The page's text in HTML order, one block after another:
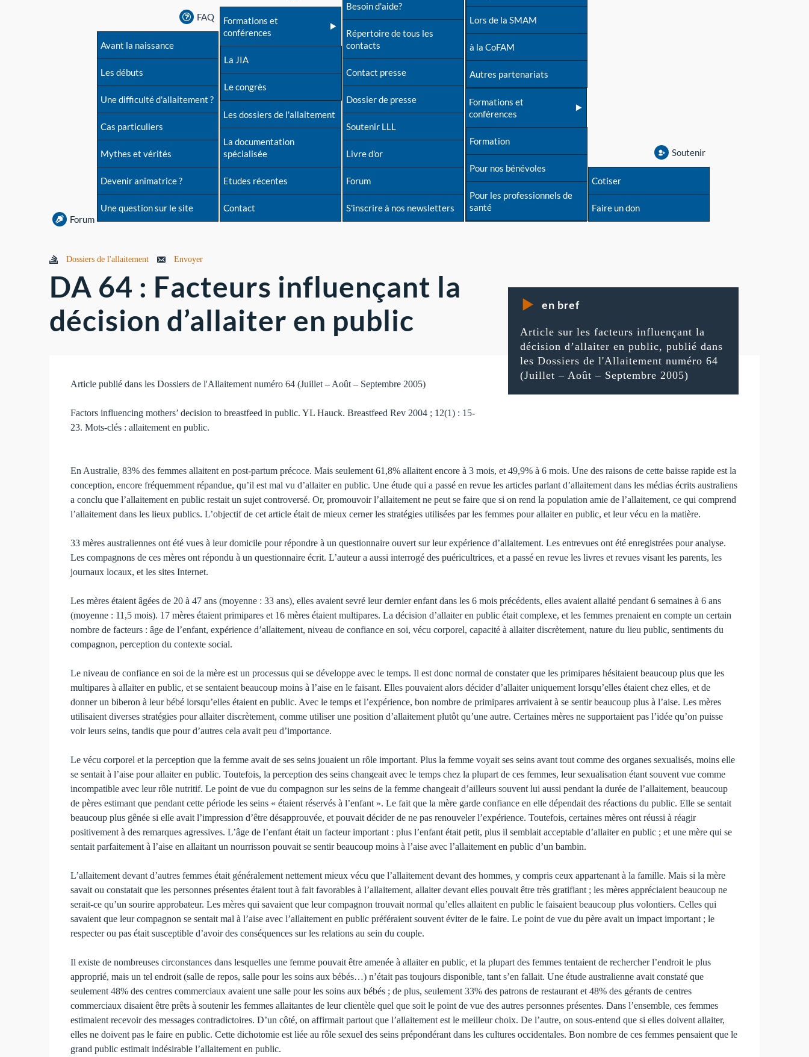
Forum
FAQ
Avant la naissance
Les débuts
Une difficulté d'allaitement ?
Cas particuliers
Mythes et vérités
Devenir animatrice ?
Une question sur le site
Formations et
conférences
La JIA
Le congrès
Les dossiers de l'allaitement
La documentation
spécialisée
Etudes récentes
Contact
Besoin d'aide?
Répertoire de tous les
contacts
Contact presse
Dossier de presse
Soutenir LLL
Livre d'or
Forum
S'inscrire à nos newsletters
Lors de la SMAM
à la CoFAM
Autres partenariats
Formations et
conférences
Formation
Pour nos bénévoles
Pour les professionnels de
santé
Soutenir
Cotiser
Faire un don
en bref
Article sur les facteurs influençant la
déci­sion d’allaiter en public, publié dans
les Dossiers de l'Allaitement numéro 64
(Juillet – Août – Septembre 2005)
Dossiers de l'allaitement Envoyer
DA 64 : Facteurs influençant la
déci­sion d’allaiter en public
Article publié dans les Dossiers de l'Allaitement numéro 64 (Juillet – Août – Septembre 2005)
Factors influencing mothers’ decision to breastfeed in public. YL Hauck. Breastfeed Rev 2004 ; 12(1) : 15-
23. Mots-clés : al­laitement en public.
En Australie, 83% des femmes allaitent en post-partum pré­coce. Mais seulement 61,8% allaitent encore à 3 mois, et 49,9% à 6 mois. Une des raisons de cette baisse rapide est la
conception, encore fréquemment répandue, qu’il est mal vu d’allaiter en public. Une étude qui a passé en revue les articles parlant d’allaitement dans les médias écrits australiens
a conclu que l’allaitement en public restait un sujet controversé. Or, promouvoir l’allaitement ne peut se faire que si on rend la population amie de l’allaitement, ce qui comprend
l’allaitement dans les lieux publics. L’objectif de cet article était de mieux cerner les stratégies utilisées par les femmes pour allaiter en public, et leur vécu en la matière.
33 mères australiennes ont été vues à leur domicile pour répon­dre à un questionnaire ouvert sur leur expérience d’allaitement. Les entrevues ont été enregistrées pour analyse.
Les compagnons de ces mères ont répondu à un questionnaire écrit. L’auteur a aussi inter­rogé des puéricultrices, et a passé en revue les livres et revues visant les parents, les
journaux locaux, et les sites Internet.
Les mères étaient âgées de 20 à 47 ans (moyenne : 33 ans), el­les avaient sevré leur dernier enfant dans les 6 mois précédents, elles avaient allaité pendant 6 semaines à 6 ans
(moyenne : 11,5 mois). 17 mères étaient primipares et 16 mères étaient multipares. La décision d’allaiter en public était complexe, et les femmes pre­naient en compte un certain
nombre de facteurs : âge de l’enfant, expé­rience d’allaitement, niveau de confiance en soi, vécu corporel, capacité à allaiter discrètement, nature du lieu public, sentiments du
compagnon, perception du contexte social.
Le niveau de confiance en soi de la mère est un processus qui se développe avec le temps. Il est donc normal de constater que les primipares hésitaient beaucoup plus que les
multipares à allaiter en public, et se sentaient beaucoup moins à l’aise en le faisant. Elles pouvaient alors décider d’allaiter uniquement lorsqu’elles étaient chez elles, et de
donner un biberon à leur bébé lorsqu’elles étaient en public. Avec le temps et l’expérience, bon nombre de primipares arrivaient à se sentir beaucoup plus à l’aise. Les mères
utilisaient diverses stratégies pour allaiter discrètement, comme utiliser une position d’allaitement plutôt qu’une autre. Certaines mères ne supportaient pas l’idée qu’on puisse
voir leurs seins, tandis que pour d’autres cela avait peu d’importance.
Le vécu corporel et la perception que la femme avait de ses seins jouaient un rôle important. Plus la femme voyait ses seins avant tout comme des organes sexualisés, moins elle
se sentait à l’aise pour allaiter en public. Toutefois, la perception des seins changeait avec le temps chez la plupart de ces femmes, leur sexualisation étant souvent vue comme
incompatible avec leur rôle nutritif. Le point de vue du compagnon sur les seins de la femme changeait d’ailleurs souvent lui aussi pendant la durée de l’allaitement, beau­coup
de pères estimant que pendant cette période les seins « étaient réservés à l’enfant ». Le fait que la mère garde confiance en elle dépendait des réactions du public. Elle se sentait
beaucoup plus gênée si elle avait l’impression d’être désapprouvée, et pouvait décider de ne pas renouveler l’expérience. Toutefois, certaines mères ont réussi à réagir
positivement à des remarques agressives. L’âge de l’enfant était un facteur important : plus l’enfant était petit, plus il semblait acceptable d’allaiter en public ; et une mère qui se
sentait parfaitement à l’aise en allaitant un nourrisson pou­vait se sentir beaucoup moins à l’aise avec l’allaitement en public d’un bambin.
L’allaitement devant d’autres femmes était généralement net­tement mieux vécu que l’allaitement devant des hommes, y compris ceux appartenant à la famille. Mais si la mère
savait ou constatait que les personnes présentes étaient tout à fait favorables à l’allaitement, allaiter devant elles pouvait être très gratifiant ; les mères appré­ciaient beaucoup ne
serait-ce qu’un sourire approba­teur. Les mères qui savaient que leur compagnon trouvait normal qu’elles allaitent en public le faisaient beaucoup plus volontiers. Celles qui
savaient que leur compagnon se sentait mal à l’aise avec l’allaitement en public préféraient souvent éviter de le faire. Le point de vue du père avait un impact important ; le
respecter ou pas était susceptible d’avoir des conséquences sur les relations au sein du couple.
Il existe de nombreuses circonstances dans lesquelles une femme pouvait être amenée à allaiter en public, et la plupart des femmes tentaient de rechercher l’endroit le plus
approprié, mais un tel endroit (salle de repos, salle pour les soins aux bébés…) n’était pas toujours disponible, tant s’en fallait. Une étude australienne avait constaté que
seulement 48% des centres commerciaux avaient une salle pour les soins aux bébés ; de plus, seulement 33% des patrons de restaurant et 48% des gérants de centres
commerciaux disaient être prêts à soutenir les femmes allaitantes de leur clientèle quel que soit le point de vue des autres personnes présentes. Dans l’ensemble, ces femmes
estimaient recevoir des messages contra­dictoires. D’un côté, on affirmait partout que l’allaitement est le meilleur choix. De l’autre, on sous-entend que si elles doivent allaiter,
elles ne doivent pas le faire en public. Cette dichotomie est liée au rôle sexuel des seins prépondérant dans les cultures occi­dentales. Bon nombre de ces femmes pensaient que le
grand public estimait indésirable l’allaitement en public.